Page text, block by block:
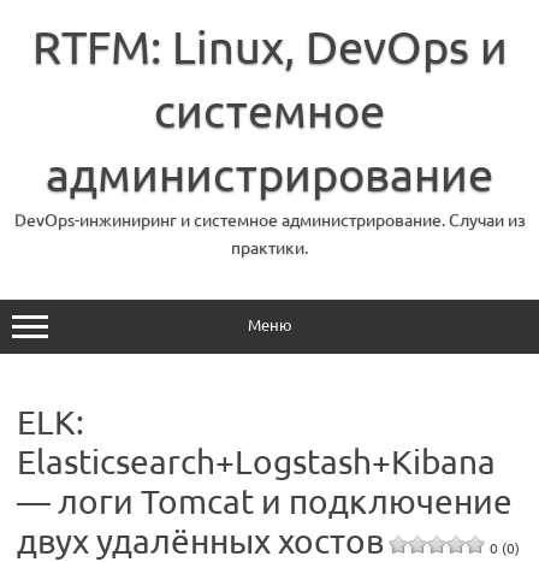
содержимому
RTFM: Linux, DevOps и
системное
администрирование
DevOps-инжиниринг и системное администрирование. Случаи из
практики.
Меню
ELK:
Elasticsearch+Logstash+Kibana
— логи Tomcat и подключение
двух удалённых хостов
0 (0)